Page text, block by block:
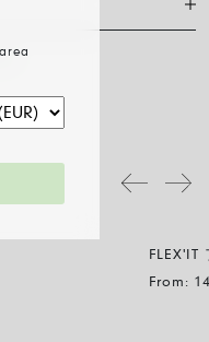
て測り、下の表と比較して
ズに装着できます。
インショッピングの対応は
ために、化学製品や化粧品と
します。 FOPEジュエリー
柔らかい乾いた布で表面を
From: